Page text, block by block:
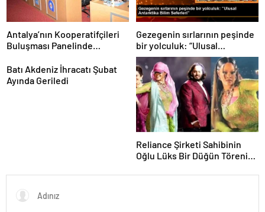
Antalya’nın Kooperatifçileri
Buluşması Panelinde
Yapılması Gerekenler
Tartışıldı
Gezegenin sırlarının peşinde
bir yolculuk: “Ulusal
Antarktika Bilim Seferleri”
Batı Akdeniz İhracatı Şubat
Ayında Geriledi
Reliance Şirketi Sahibinin
Oğlu Lüks Bir Düğün Töreni